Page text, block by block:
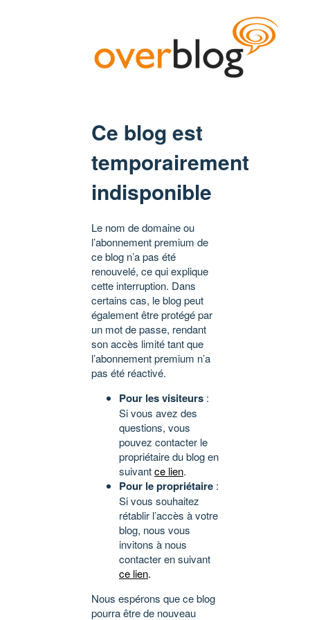
Ce blog est
temporairement
indisponible
Le nom de domaine ou
l’abonnement premium de
ce blog n’a pas été
renouvelé, ce qui explique
cette interruption. Dans
certains cas, le blog peut
également être protégé par
un mot de passe, rendant
son accès limité tant que
l’abonnement premium n’a
pas été réactivé.
Pour les visiteurs :
Si vous avez des
questions, vous
pouvez contacter le
propriétaire du blog en
suivantce lien.
Pour le propriétaire :
Si vous souhaitez
rétablir l’accès à votre
blog, nous vous
invitons à nous
contacter en suivant
ce lien.
Nous espérons que ce blog
pourra être de nouveau